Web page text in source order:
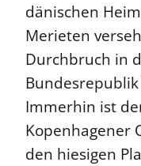
dänischen
Merieten
Durchbruch in
Immerhin ist
Kopenhagener
den hiesigen